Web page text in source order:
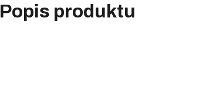
Popis produktu